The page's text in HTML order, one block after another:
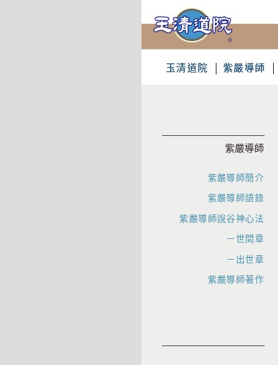
玉清道院 紫嚴導師
紫嚴導師
紫嚴導師簡介
紫嚴導師語錄
紫嚴導師說谷神心法
－世間章
－出世章
紫嚴導師著作